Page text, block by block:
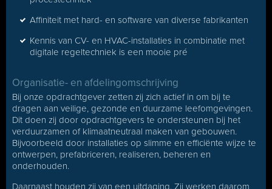
Affiniteit met hard- en software van diverse fabrikanten
Kennis van CV- en HVAC-installaties in combinatie met
digitale regeltechniek is een mooie pré
Organisatie- en afdelingomschrijving
Bij onze opdrachtgever zetten zij zich actief in om bij te
dragen aan veilige, gezonde en duurzame leefomgevingen.
Dit doen zij door opdrachtgevers te ondersteunen bij het
verduurzamen of klimaatneutraal maken van gebouwen.
Bijvoorbeeld door installaties op slimme en efficiënte wijze te
ontwerpen, prefabriceren, realiseren, beheren en
onderhouden.
Daarnaast houden zij van een uitdaging. Zij werken daarom